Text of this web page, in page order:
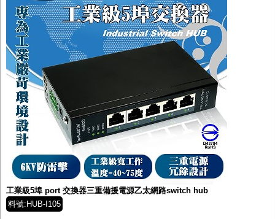
工業級5埠 port 交換器三重備援電源乙太網路switch hub
料號:HUB-I105